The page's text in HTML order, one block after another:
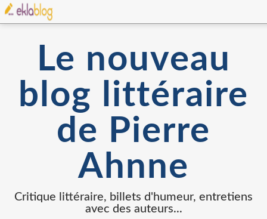
Le nouveau
blog littéraire
de Pierre
Ahnne
Critique littéraire, billets d'humeur, entretiens
avec des auteurs...